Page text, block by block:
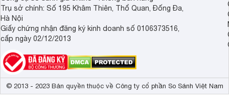
Trụ sở chính: Số 195 Khâm Thiên, Thổ Quan, Đống Đa,
Hà Nội
Giấy chứng nhận đăng ký kinh doanh số 0106373516,
cấp ngày 02/12/2013
© 2013 - 2023 Bản quyền thuộc về Công ty cổ phần So Sánh Việt Nam